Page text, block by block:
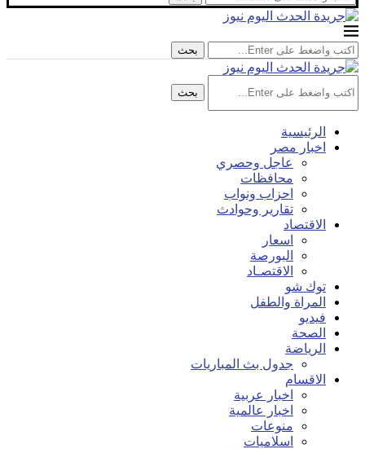
بحث
بحث
الرئيسية
اخبار مصر
عاجل وحصري
محافظات
احزاب ونواب
تقارير وحوادث
الاقتصاد
اسعار
البورصة
الاقتصـاد
توك شو
المراة والطفل
فيديو
الصحة
الرياضة
جدول بث المباريات
الاقسام
اخبار عربية
اخبار عالمية
منوعات
اسلاميات